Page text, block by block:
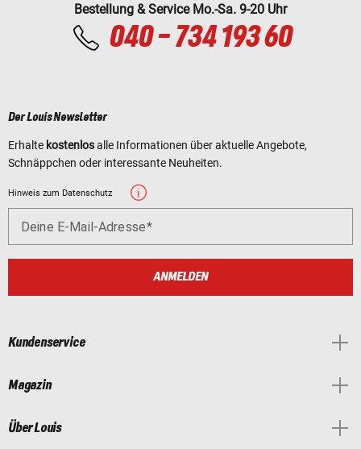
Bestellung & Service Mo.-Sa. 9-20 Uhr
040 - 734 193 60
Der Louis Newsletter
Erhalte kostenlosalle Informationen über aktuelle Angebote,
Schnäppchen oder interessante Neuheiten.
Hinweis zum Datenschutz
Deine E-Mail-Adresse
ANMELDEN
Kundenservice
Magazin
Über Louis